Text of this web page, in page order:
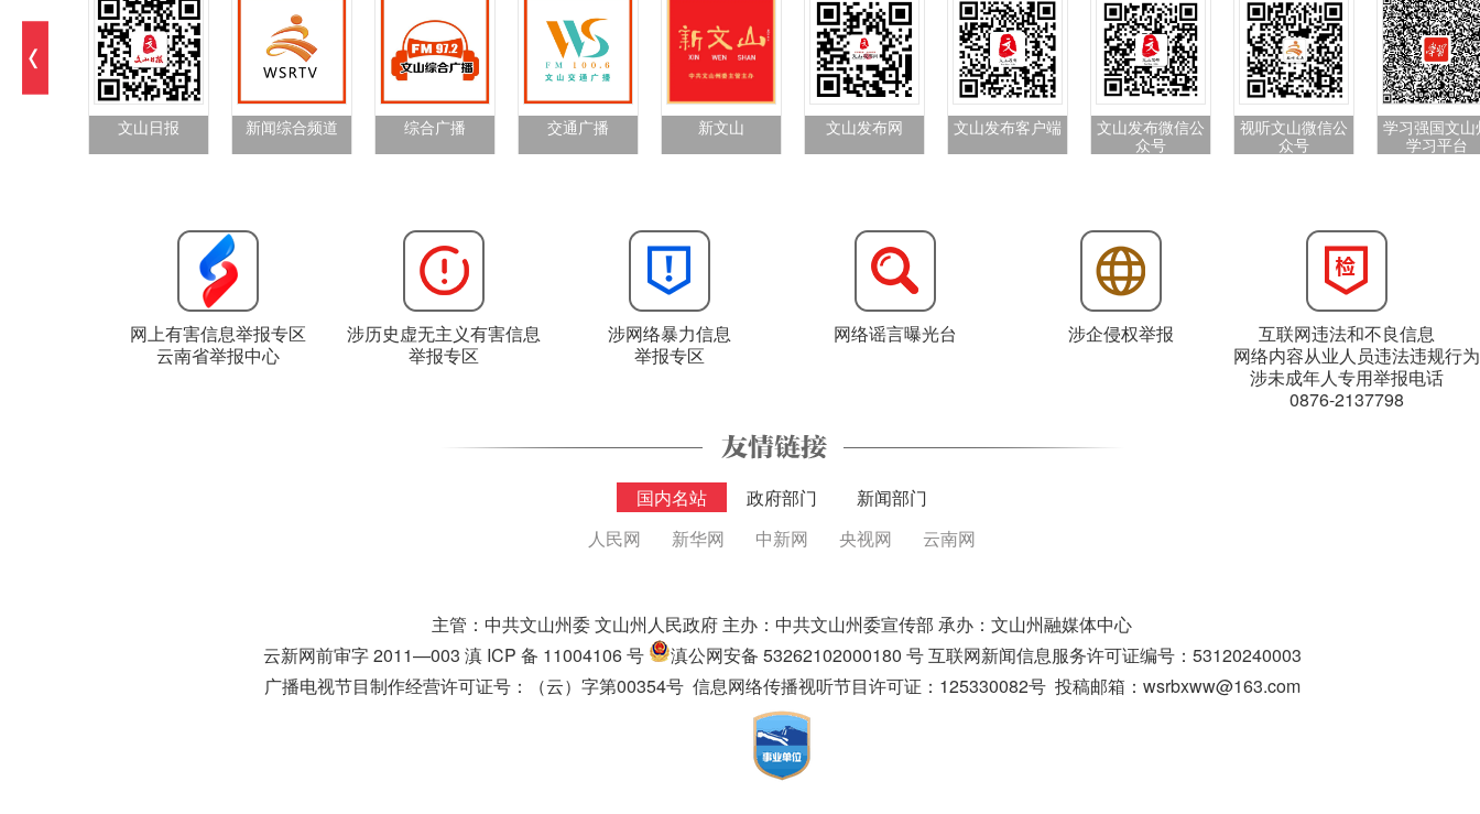
文山日报 新闻综合频道 综合广播 交通广播 新文山 文山发布网 文山发布客户端
文山发布微信公
众号
视听文山微信公
众号
学习强国文山
学习平台
网上有害信息举报专区
云南省举报中心
涉历史虚无主义有害信息
举报专区
涉网络暴力信息
举报专区
网络谣言曝光台 涉企侵权举报
互联网违法和不良信息
网络内容从业人员违法违规行为
涉未成年人专用举报电话
0876-2137798
国内名站 政府部门
新闻部门
人民网
新华网 中新网 央视网 云南网
主管：中共文山州委 文山州人民政府 主办：中共文山州委宣传部 承办：文山州融媒体中心
云新网前审字 2011—003 滇 ICP 备 11004106 号 滇公网安备 53262102000180 号互联网新闻信息服务许可证编号：53120240003
广播电视节目制作经营许可证号：（云）字第00354号 信息网络传播视听节目许可证：125330082号 投稿邮箱：wsrbxww@163.com